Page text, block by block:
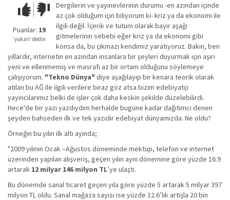
Çok iyi!O
kadar
iyi
değil!
Puanlar: 19
‘yukarı’ dedin
Dergilerin ve yayınevlerinin durumu -en azından içinde
az çok olduğum için biliyorum ki- kriz ya da ekonomi ile
ilgili değil. İçerik ve tutum olarak bayır aşağı
gitmelerinin sebebi eğer kriz ya da ekonomi gibi
konsa da, bu çıkmazı kendimiz yaratıyoruz. Bakın, ben
yıllardır, internetin en azından insanlara bir şeyleri duyurmak için aşırı
yeni ve ellenmemiş ve masrafı az bir ortam olduğunu söylemeye
çalışıyorum. "Tekno Dünya" diye aşağılayıp bir kenara teorik olarak
atılan bu AĞ ile ilgili verilere biraz göz atsa bizim edebiyatçı
yayıncılarımız belki de işler çok daha keskin şekilde düzelebilirdi.
Hece'de bir yazı yazdıydım herhalde bugüne kadar dağıtımcı denen
şeyden bahseden ilk ve tek yazıdır edebiyat dünyamızda. Ne oldu?
Örneğin bu yılın ilk altı ayında;
"2009 yılının Ocak –Ağustos döneminde mektup, telefon ve internet
üzerinden yapılan alışveriş, geçen yılın aynı dönemine göre yüzde 16.9
artarak 12 milyar 146 milyon TL’ye ulaştı.
Bu dönemde sanal ticaret geçen yıla göre yüzde 5 artarak 5 milyar 397
milyon TL oldu. Sanal mağaza sayısı ise yüzde 12.6’lık artışla 20 bin